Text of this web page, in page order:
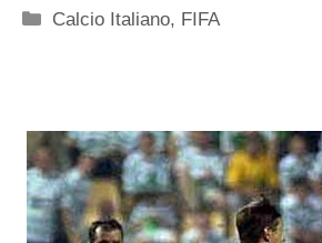
Categorie
Calcio Italiano, FIFA